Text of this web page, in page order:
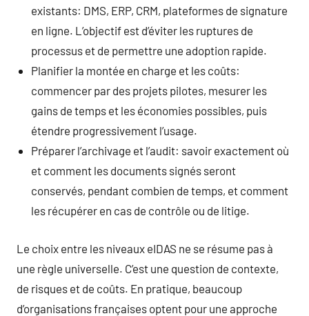
existants: DMS, ERP, CRM, plateformes de signature
en ligne. L’objectif est d’éviter les ruptures de
processus et de permettre une adoption rapide.
Planifier la montée en charge et les coûts:
commencer par des projets pilotes, mesurer les
gains de temps et les économies possibles, puis
étendre progressivement l’usage.
Préparer l’archivage et l’audit: savoir exactement où
et comment les documents signés seront
conservés, pendant combien de temps, et comment
les récupérer en cas de contrôle ou de litige.
Le choix entre les niveaux eIDAS ne se résume pas à
une règle universelle. C’est une question de contexte,
de risques et de coûts. En pratique, beaucoup
d’organisations françaises optent pour une approche